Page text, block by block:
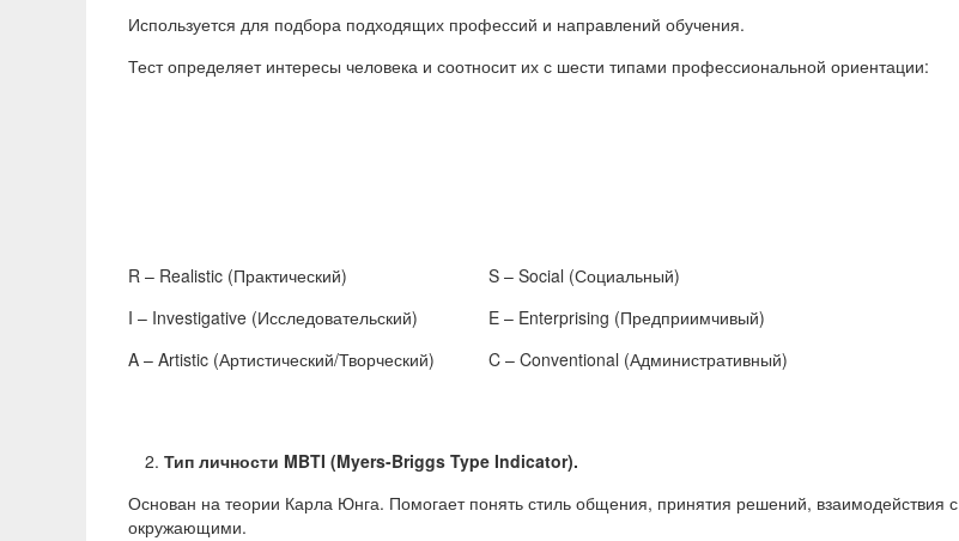
Используется для подбора подходящих профессий и направлений обучения.
Тест определяет интересы человека и соотносит их с шести типами профессиональной ориентации:
R – Realistic (Практический)
S – Social (Социальный)
I – Investigative (Исследовательский)
E – Enterprising (Предприимчивый)
A – Artistic (Артистический/Творческий)
C – Conventional (Административный)
Тип личности MBTI (Myers-Briggs Type Indicator).
Основан на теории Карла Юнга. Помогает понять стиль общения, принятия решений, взаимодействия с
окружающими.